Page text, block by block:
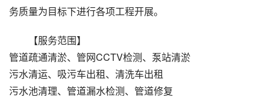
务质量为目标下进行各项工程开展。
【服务范围】
管道疏通清淤、管网CCTV检测、泵站清淤
污水清运、吸污车出租、清洗车出租
污水池清理、管道漏水检测、管道修复